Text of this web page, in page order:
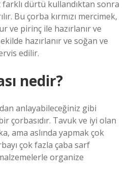
farklı dürtü kullandıktan sonra
Bu çorba kırmızı mercimek,
ve pirinç ile hazırlanır ve
hazırlanır ve soğan ve
edilir.
nedir?
anlayabileceğiniz gibi
çorbasıdır. Tavuk ve iyi olan
ama aslında yapmak çok
çok fazla çaba sarf
organize